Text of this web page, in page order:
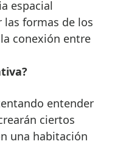
espacial
formas de los
conexión entre
entender
ciertos
una habitación